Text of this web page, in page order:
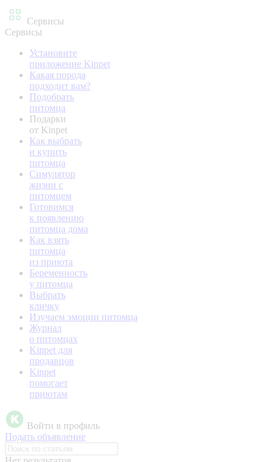
Сервисы
Сервисы
Установите
приложение Kinpet
Какая порода
подходит вам?
Подобрать
питомца
Подарки
от Kinpet
Как выбрать
и купить
питомца
Симулятор
жизни с
питомцем
Готовимся
к появлению
питомца дома
Как взять
питомца
из приюта
Беременность
у питомца
Выбрать
кличку
Изучаем эмоции питомца
Журнал
о питомцах
Kinpet для
продавцов
Kinpet
помогает
приютам
Войти в профиль
Подать объявление